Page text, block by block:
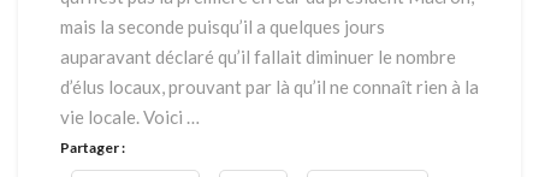
Chef
d’état-
major
des
armées
mais la seconde puisqu’il a quelques jours
auparavant déclaré qu’il fallait diminuer le nombre
d’élus locaux, prouvant par là qu’il ne connaît rien à la
vie locale. Voici …
Partager :